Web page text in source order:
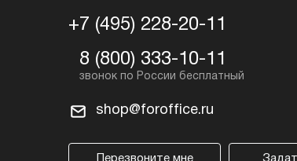
+7 (495) 228-20-11
8 (800) 333-10-11
shop@foroffice.ru
Перезвоните мне